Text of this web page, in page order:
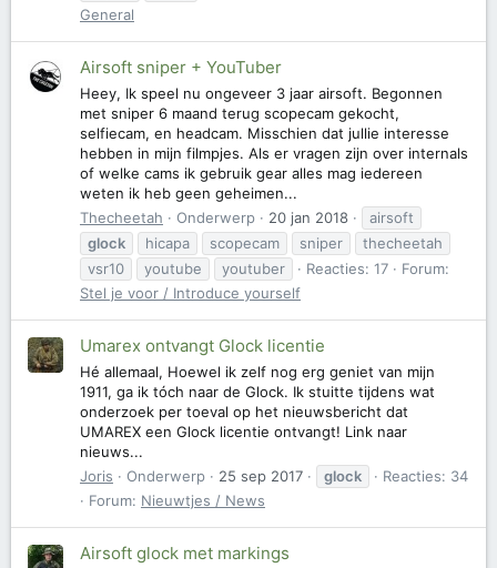
General
Airsoft sniper + YouTuber
Heey, Ik speel nu ongeveer 3 jaar airsoft. Begonnen
met sniper 6 maand terug scopecam gekocht,
selfiecam, en headcam. Misschien dat jullie interesse
hebben in mijn filmpjes. Als er vragen zijn over internals
of welke cams ik gebruik gear alles mag iedereen
weten ik heb geen geheimen...
Thecheetah
Onderwerp 20 jan 2018
airsoft
glock
hicapa scopecam sniper
thecheetah
vsr10
youtube youtuber Reacties: 17
Forum:
Stel je voor / Introduce yourself
Umarex ontvangt Glock licentie
Hé allemaal, Hoewel ik zelf nog erg geniet van mijn
1911, ga ik tóch naar de Glock. Ik stuitte tijdens wat
onderzoek per toeval op het nieuwsbericht dat
UMAREX een Glock licentie ontvangt! Link naar
nieuws...
Joris
Onderwerp 25 sep 2017 glock
Reacties: 34
Forum: Nieuwtjes / News
Airsoft glock met markings